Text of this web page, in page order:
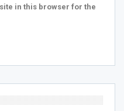
in this browser for the